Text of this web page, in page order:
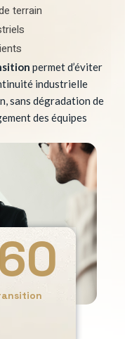
terrain
permet d’éviter
industrielle
sans dégradation de
des équipes